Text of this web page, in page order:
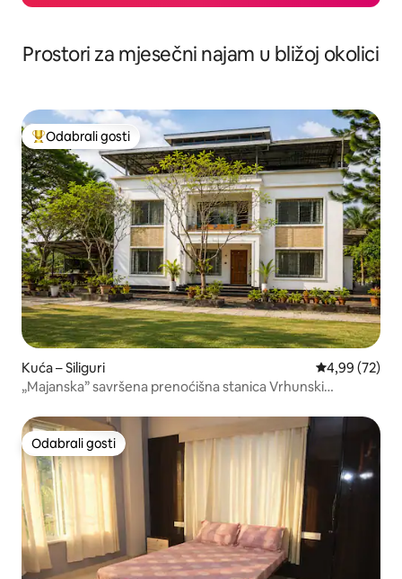
Prostori za mjesečni najam u bližoj okolici
Među najviše rangiranima s oznakom „Odabrali gosti”
Odabrali gosti
Kuća – Siliguri Prosječna
4,99 (72)
„Majanska” savršena prenoćišna stanica Vrhunski
mjestom
Odabrali gosti
Odabrali gosti